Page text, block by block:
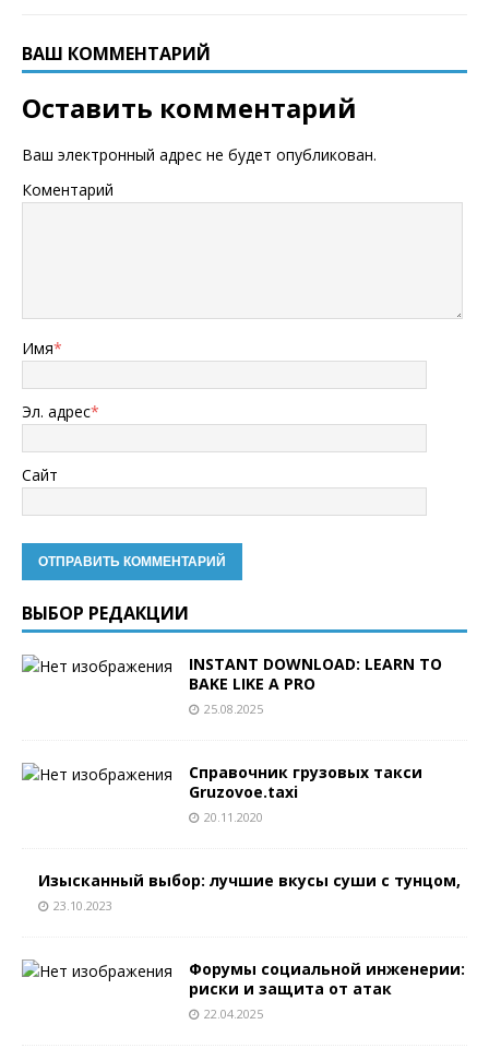
ВАШ КОММЕНТАРИЙ
Оставить комментарий
Ваш электронный адрес не будет опубликован.
Коментарий
Имя*
Эл. адрес*
Сайт
ВЫБОР РЕДАКЦИИ
INSTANT DOWNLOAD: LEARN TO
BAKE LIKE A PRO
25.08.2025
Справочник грузовых такси
Gruzovoe.taxi
20.11.2020
Изысканный выбор: лучшие вкусы суши с тунцом,
23.10.2023
Форумы социальной инженерии:
риски и защита от атак
22.04.2025